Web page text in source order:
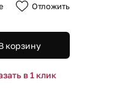
Отложить
корзину
в 1 клик